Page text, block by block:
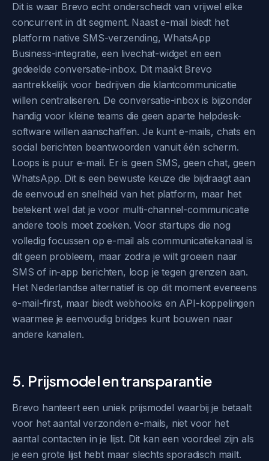
Dit is waar Brevo echt onderscheidt van vrijwel elke
concurrent in dit segment. Naast e-mail biedt het
platform native SMS-verzending, WhatsApp
Business-integratie, een livechat-widget en een
gedeelde conversatie-inbox. Dit maakt Brevo
aantrekkelijk voor bedrijven die klantcommunicatie
willen centraliseren. De conversatie-inbox is bijzonder
handig voor kleine teams die geen aparte helpdesk-
software willen aanschaffen. Je kunt e-mails, chats en
social berichten beantwoorden vanuit één scherm.
Loops is puur e-mail. Er is geen SMS, geen chat, geen
WhatsApp. Dit is een bewuste keuze die bijdraagt aan
de eenvoud en snelheid van het platform, maar het
betekent wel dat je voor multi-channel-communicatie
andere tools moet zoeken. Voor startups die nog
volledig focussen op e-mail als communicatiekanaal is
dit geen probleem, maar zodra je wilt groeien naar
SMS of in-app berichten, loop je tegen grenzen aan.
Het Nederlandse alternatief is op dit moment eveneens
e-mail-first, maar biedt webhooks en API-koppelingen
waarmee je eenvoudig bridges kunt bouwen naar
andere kanalen.
5. Prijsmodel en transparantie
Brevo hanteert een uniek prijsmodel waarbij je betaalt
voor het aantal verzonden e-mails, niet voor het
aantal contacten in je lijst. Dit kan een voordeel zijn als
je een grote lijst hebt maar slechts sporadisch mailt.